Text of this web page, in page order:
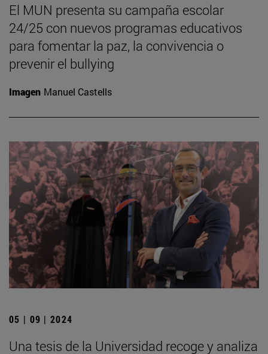
El MUN presenta su campaña escolar
24/25 con nuevos programas educativos
para fomentar la paz, la convivencia o
prevenir el bullying
Imagen Manuel Castells
05 | 09 | 2024
Una tesis de la Universidad recoge y analiza